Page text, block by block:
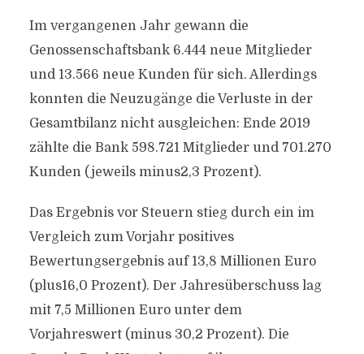
Im vergangenen Jahr gewann die
Genossenschaftsbank 6.444 neue Mitglieder
und 13.566 neue Kunden für sich. Allerdings
konnten die Neuzugänge die Verluste in der
Gesamtbilanz nicht ausgleichen: Ende 2019
zählte die Bank 598.721 Mitglieder und 701.270
Kunden (jeweils minus2,3 Prozent).
Das Ergebnis vor Steuern stieg durch ein im
Vergleich zum Vorjahr positives
Bewertungsergebnis auf 13,8 Millionen Euro
(plus16,0 Prozent). Der Jahresüberschuss lag
mit 7,5 Millionen Euro unter dem
Vorjahreswert (minus 30,2 Prozent). Die